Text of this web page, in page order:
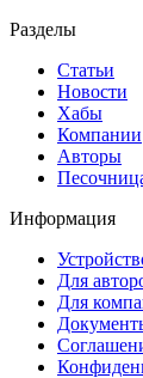
Разделы
Статьи
Новости
Хабы
Компании
Авторы
Информация
Для
Для